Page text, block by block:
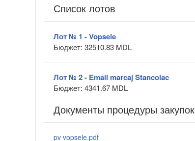
Список лотов
Лот № 1 - Vopsele
Бюджет: 32510.83 MDL
Лот № 2 - Email marcaj Stancolac
Бюджет: 4341.67 MDL
Документы процедуры закупок
pv vopsele.pdf